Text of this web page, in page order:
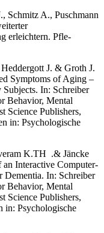
Schmitz A., Puschmann
erleichtern. Pfle­
J. & Groth J.
Symptoms of Aging –
In: Schreiber
Behavior, Mental
Science Publishers,
in: Psychologische
K.TH .& Jäncke
Interactive Computer-
Dementia. In: Schreiber
Behavior, Mental
Science Publishers,
in: Psychologische